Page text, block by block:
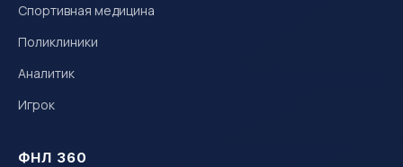
Спортивная медицина
Поликлиники
Аналитик
Игрок
ФНЛ 360